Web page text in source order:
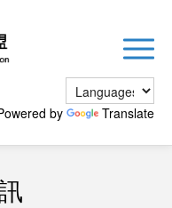
by Translate